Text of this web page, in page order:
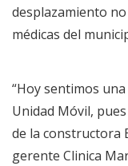
desplazamiento
médicas del
“Hoy sentimos
Unidad Móvil,
de la constructora
gerente Clinica